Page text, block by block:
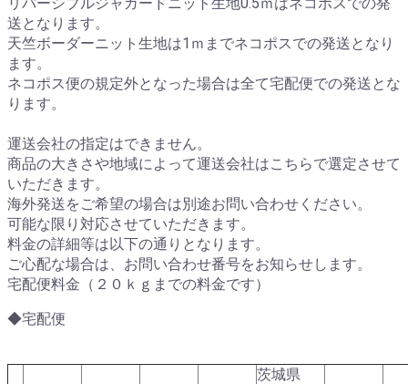
送となります。
天竺ボーダーニット生地は1ｍまでネコポスでの発送となり
ます。
ネコポス便の規定外となった場合は全て宅配便での発送とな
ります。
運送会社の指定はできません。
商品の大きさや地域によって運送会社はこちらで選定させて
いただきます。
海外発送をご希望の場合は別途お問い合わせください。
可能な限り対応させていただきます。
料金の詳細等は以下の通りとなります。
ご心配な場合は、お問い合わせ番号をお知らせします。
宅配便料金（２０ｋｇまでの料金です）
◆宅配便
茨城県